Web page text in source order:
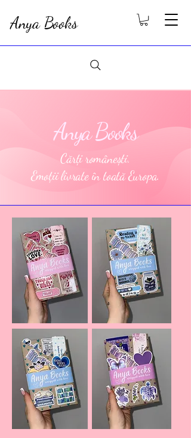
Anya Books
Anya Books
Cărți românești.
Emoții livrate în toată Europa.